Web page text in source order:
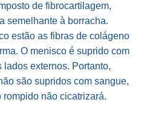
de fibrocartilagem,
semelhante à borracha.
estão as fibras de colágeno
O menisco é suprido com
externos. Portanto,
são supridos com sangue,
não cicatrizará.